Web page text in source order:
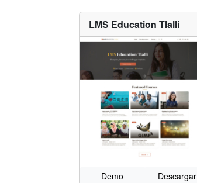
LMS Education Tlalli
Demo Descargar